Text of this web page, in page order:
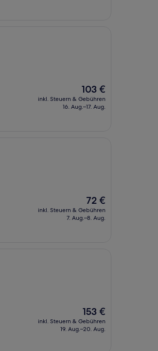
Der
Preis
beträgt
103 €
inkl. Steuern & Gebühren
16. Aug.–17. Aug.
Der
Preis
beträgt
72 €
inkl. Steuern & Gebühren
7. Aug.–8. Aug.
Der
Preis
beträgt
153 €
inkl. Steuern & Gebühren
19. Aug.–20. Aug.